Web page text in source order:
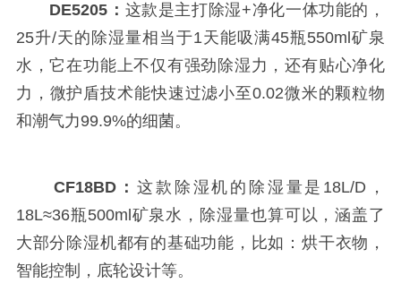
DE5205： 这款是主打除湿+净化一体功能的，
25升/天的除湿量相当于1天能吸满45瓶550ml矿泉
水，它在功能上不仅有强劲除湿力，还有贴心净化
力，微护盾技术能快速过滤小至0.02微米的颗粒物
和潮气力99.9%的细菌。
CF18BD：这款除湿机的除湿量是18L/D，
18L≈36瓶500ml矿泉水，除湿量也算可以，涵盖了
大部分除湿机都有的基础功能，比如：烘干衣物，
智能控制，底轮设计等。